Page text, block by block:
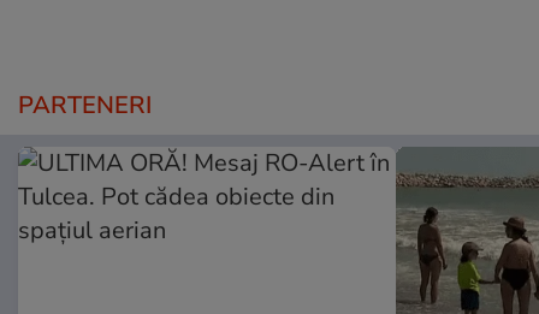
PARTENERI